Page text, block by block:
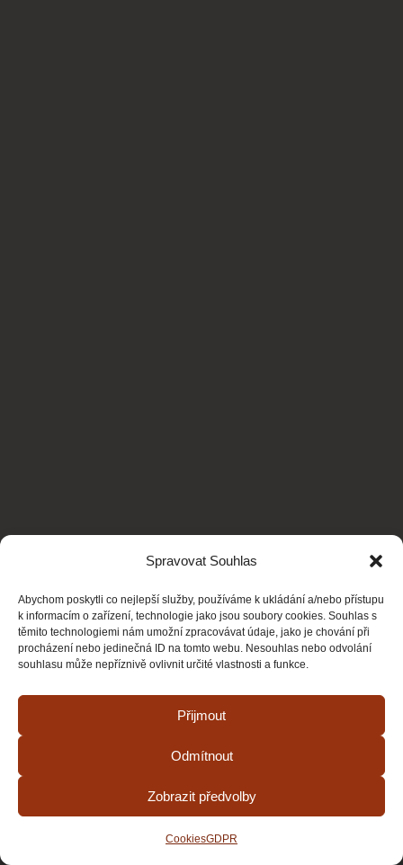
Spravovat Souhlas
Abychom poskytli co nejlepší služby, používáme k ukládání a/nebo přístupu
k informacím o zařízení, technologie jako jsou soubory cookies. Souhlas s
těmito technologiemi nám umožní zpracovávat údaje, jako je chování při
procházení nebo jedinečná ID na tomto webu. Nesouhlas nebo odvolání
souhlasu může nepříznivě ovlivnit určité vlastnosti a funkce.
Přijmout
Odmítnout
Zobrazit předvolby
CookiesGDPR